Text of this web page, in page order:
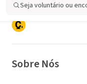
Seja voluntário ou
New York, NY|
Sobre Nós